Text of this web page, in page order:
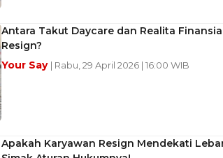
Antara Takut Daycare dan Realita
Resign?
Your Say | Rabu, 29 April 2026 | 16:00 WIB
Apakah Karyawan Resign Mendekati